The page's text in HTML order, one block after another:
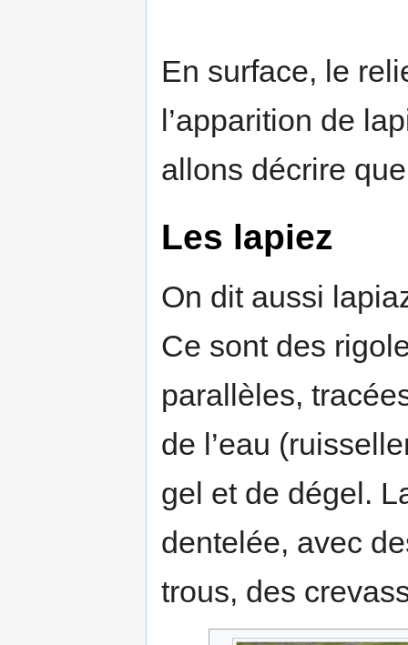
En surface, le
l’apparition de
allons décrire
Les lapiez
On dit aussi
Ce sont des
parallèles,
de l’eau
gel et de dégel.
dentelée, avec
trous, des